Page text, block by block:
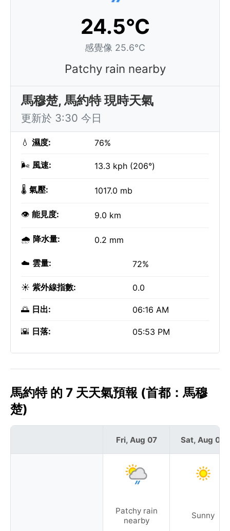
24.5°C
感覺像 25.6°C
Patchy rain nearby
馬穆楚, 馬約特 現時天氣
更新於 3:30 今日
💧 濕度: 76%
🌬️ 風速: 13.3 kph (206°)
🌡️ 氣壓: 1017.0 mb
👁️ 能見度: 9.0 km
🌧️ 降水量: 0.2 mm
☁️ 雲量: 72%
☀️ 紫外線指數: 0.0
🌅 日出: 06:16 AM
🌇 日落: 05:53 PM
馬約特 的 7 天天氣預報 (首都：馬穆
楚)
Fri, Aug 07
Patchy rain
nearby
Sat, Aug 08
Sunny